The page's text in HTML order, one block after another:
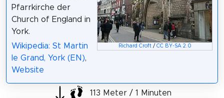
Richard Croft/ CC BY-SA 2.0
Pfarrkirche der
Church of England in
York.
Wikipedia: St Martin
le Grand, York (EN),
Website
113 Meter / 1 Minuten